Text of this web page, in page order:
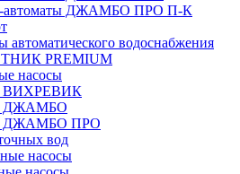
автоматы ДЖАМБО ПРО П-К
автоматического водоснабжения
PREMIUM
насосы
ВИХРЕВИК
ДЖАМБО
ДЖАМБО ПРО
вод
насосы